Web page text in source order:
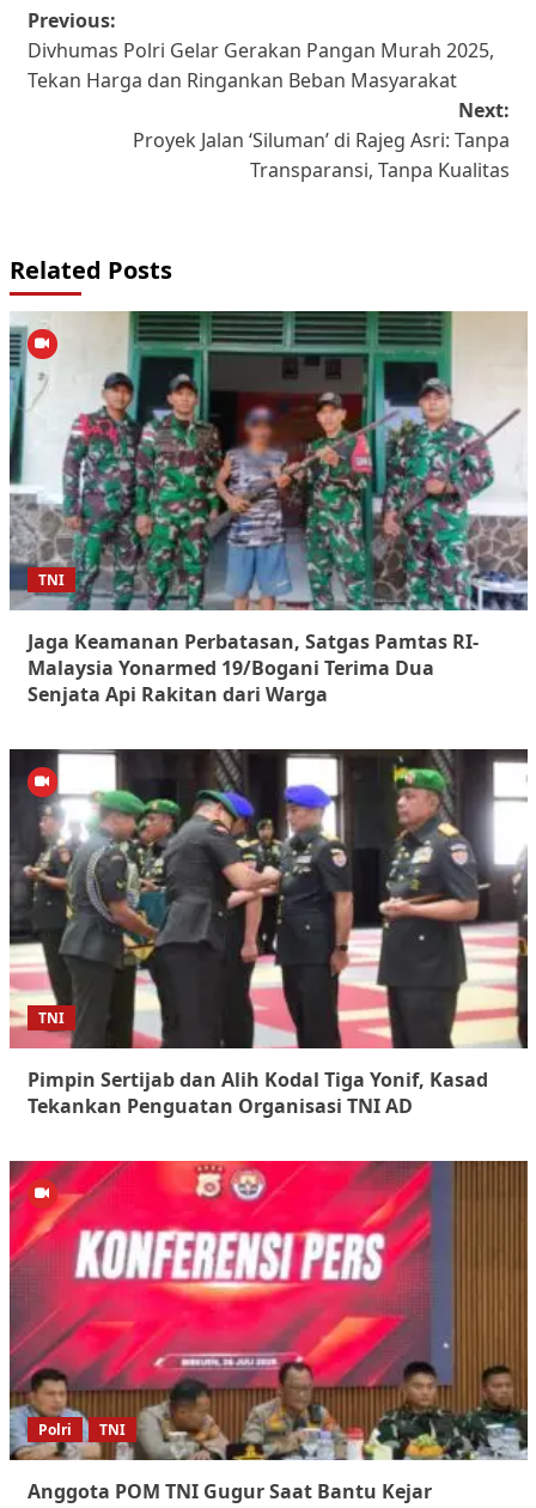
Post
navigation
Previous:
Divhumas Polri Gelar Gerakan Pangan Murah 2025,
Tekan Harga dan Ringankan Beban Masyarakat
Next:
Proyek Jalan ‘Siluman’ di Rajeg Asri: Tanpa
Transparansi, Tanpa Kualitas
Related Posts
TNI
Jaga Keamanan Perbatasan, Satgas Pamtas RI-
Malaysia Yonarmed 19/Bogani Terima Dua
Senjata Api Rakitan dari Warga
TNI
Pimpin Sertijab dan Alih Kodal Tiga Yonif, Kasad
Tekankan Penguatan Organisasi TNI AD
Polri TNI
Anggota POM TNI Gugur Saat Bantu Kejar